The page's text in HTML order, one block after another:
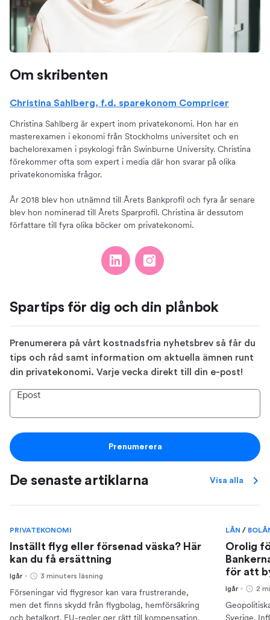
Om skribenten
Christina Sahlberg, f.d. sparekonom Compricer
Christina Sahlberg är expert inom privatekonomi. Hon har en
masterexamen i ekonomi från Stockholms universitet och en
bachelorexamen i psykologi från Swinburne University. Christina
förekommer ofta som expert i media där hon svarar på olika
privatekonomiska frågor.
År 2018 blev hon utnämnd till Årets Bankprofil och fyra år senare
blev hon nominerad till Årets Sparprofil. Christina är dessutom
författare till fyra olika böcker om privatekonomi.
Spartips för dig och din plånbok
Prenumerera på vårt kostnadsfria nyhetsbrev så får du
tips och råd samt information om aktuella ämnen runt
din privatekonomi. Varje vecka direkt till din e-post!
Epost
Prenumerera
De senaste artiklarna Visa alla
PRIVATEKONOMI
Inställt flyg eller försenad väska? Här
kan du få ersättning
Igår 3 minuters läsning
Förseningar vid flygresor kan vara frustrerande,
men det finns skydd från flygbolag, hemförsäkring
och betalkort. EU-regler ger rätt till kompensation.
LÅN/
Orolig
för att
Igår 2
Sverige.